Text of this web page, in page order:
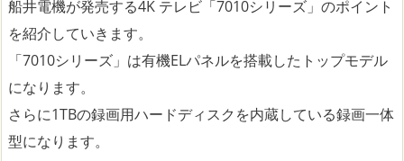
船井電機が発売する4K テレビ「7010シリーズ」のポイント
を紹介していきます。
「7010シリーズ」は有機ELパネルを搭載したトップモデル
になります。
さらに1TBの録画用ハードディスクを内蔵している録画一体
型になります。